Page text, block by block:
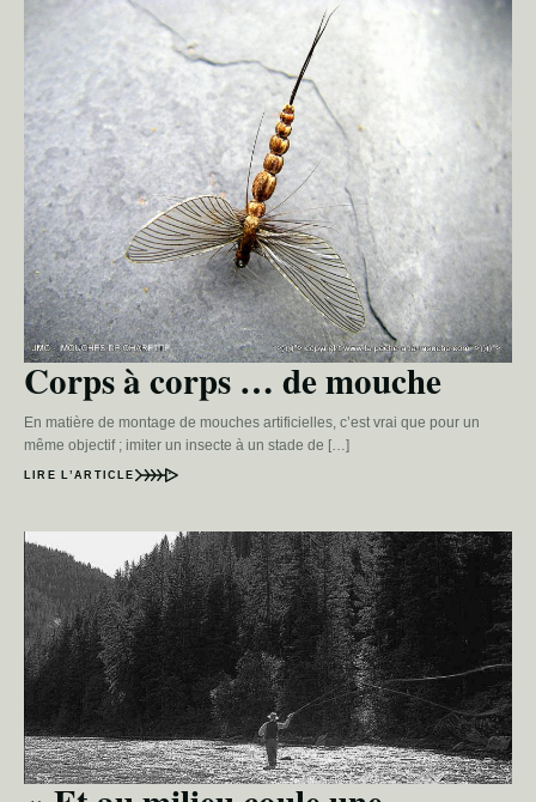
Corps à corps … de mouche
En matière de montage de mouches artificielles, c’est vrai que pour un
même objectif ; imiter un insecte à un stade de […]
LIRE L’ARTICLE